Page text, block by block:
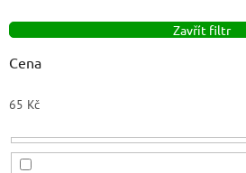
p
r
o
d
u
k
t
Zavřít filtr
Cena
65 Kč